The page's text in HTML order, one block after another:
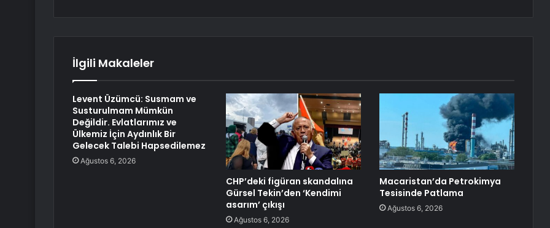
İlgili Makaleler
Levent Üzümcü: Susmam ve
Susturulmam Mümkün
Değildir. Evlatlarımız ve
Ülkemiz İçin Aydınlık Bir
Gelecek Talebi Hapsedilemez
Ağustos 6, 2026
CHP’deki figüran skandalına
Gürsel Tekin’den ‘Kendimi
asarım’ çıkışı
Ağustos 6, 2026
Macaristan’da Petrokimya
Tesisinde Patlama
Ağustos 6, 2026